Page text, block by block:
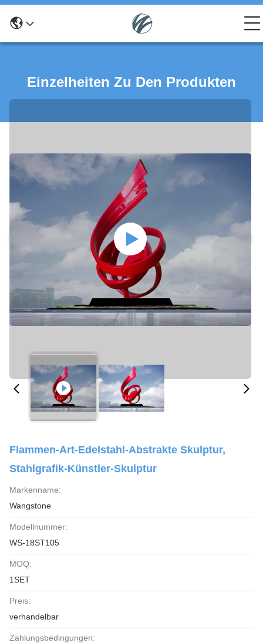
Einzelheiten Zu Den Produkten
Flammen-Art-Edelstahl-Abstrakte Skulptur,
Stahlgrafik-Künstler-Skulptur
Markenname:
Wangstone
Modellnummer:
WS-18ST105
MOQ:
1SET
Preis:
verhandelbar
Zahlungsbedingungen: